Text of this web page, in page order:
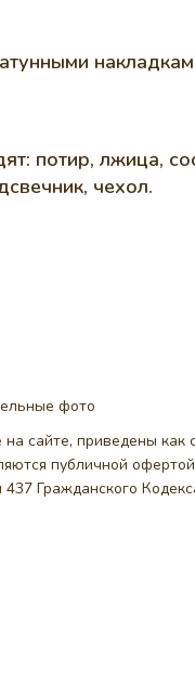
потир, лжица,
чехол.
фото
сайте, приведены как
публичной
Гражданского